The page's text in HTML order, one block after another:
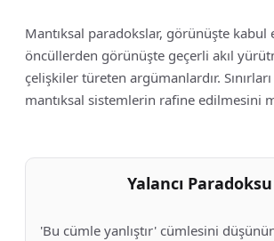
Mantıksal paradokslar, görünüşte kabul
öncüllerden görünüşte geçerli akıl
çelişkiler türeten argümanlardır.
mantıksal sistemlerin rafine edilmesini
Yalancı Paradoksu
'Bu cümle yanlıştır' cümlesini